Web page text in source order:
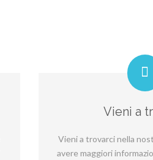
Vieni a
Vieni a trovarci nella
avere maggiori